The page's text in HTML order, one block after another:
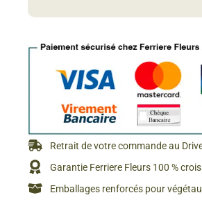
Retrait de votre commande au
Garantie Ferriere Fleurs 100 %
Emballages renforcés pour